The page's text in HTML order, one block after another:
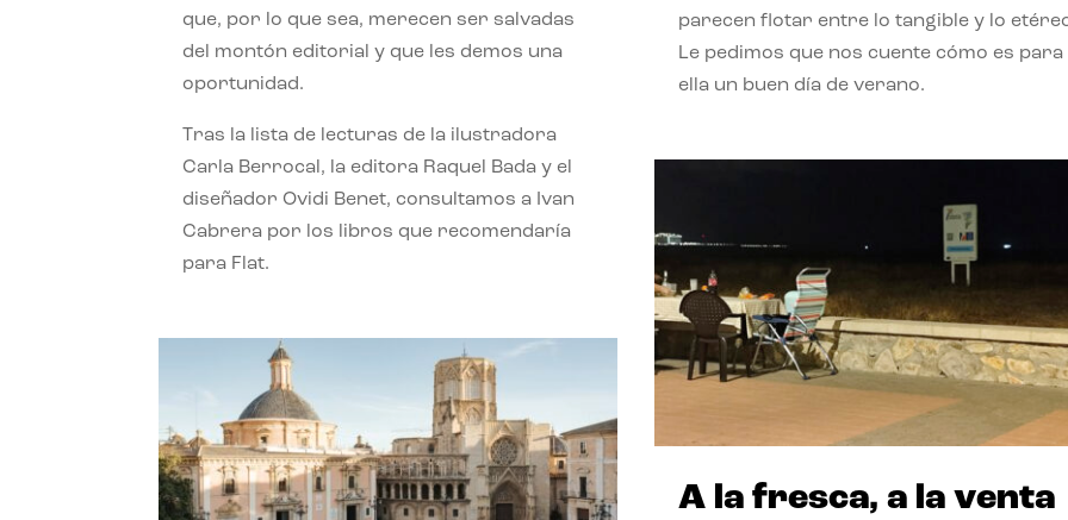
que, por lo que sea, merecen ser salvadas
del montón editorial y que les demos una
oportunidad.
Tras la lista de lecturas de la ilustradora
Carla Berrocal, la editora Raquel Bada y el
diseñador Ovidi Benet, consultamos a Ivan
Cabrera por los libros que recomendaría
para Flat.
parecen flotar entre lo tangible y lo
Le pedimos que nos cuente cómo es para
ella un buen día de verano.
A la fresca, a la venta